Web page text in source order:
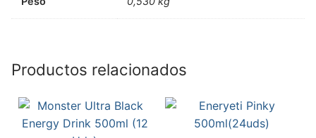
Productos relacionados